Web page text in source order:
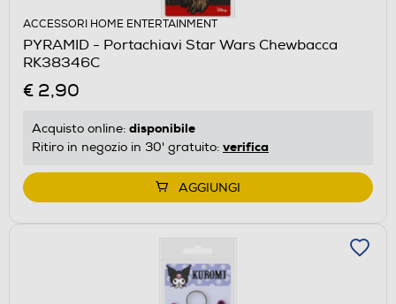
ACCESSORI HOME ENTERTAINMENT
PYRAMID - Portachiavi Star Wars Chewbacca
RK38346C
€ 2,90
Acquisto online: disponibile
Ritiro in negozio in 30' gratuito: verifica
AGGIUNGI